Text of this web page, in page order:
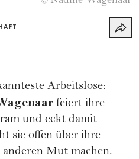
Arbeitslose:
feiert ihre
und eckt damit
sie offen über ihre
Mut machen.